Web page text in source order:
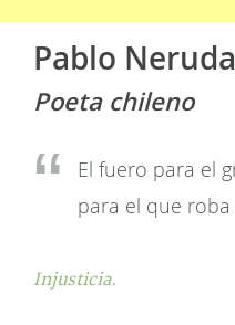
Pablo Neruda
Poeta chileno
El fuero para el
para el que
Injusticia.